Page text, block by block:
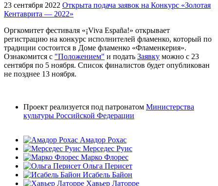
23 сентября 2022 Открыта подача заявок на Конкурс «Золотая
Кентаврита — 2022»
Оргкомитет фестиваля «¡Viva España!» открывает
регистрацию на конкурс исполнителей фламенко, который по
традиции состоится в Доме фламенко «Фламенкерия».
Ознакомится с "Положением" и подать Заявку можно с 23
сентября по 5 ноября. Список финалистов будет опубликован
не позднее 13 ноября.
Проект реализуется под патронатом Министерства
культуры Российской Федерации
Амадор Рохас
Мерседес Руис
Марко Флорес
Ольга Перисет
Исабель Байон
Хавьер Латорре